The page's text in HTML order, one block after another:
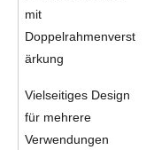
mit
Doppelrahmenverst
ärkung
Vielseitiges Design
für mehrere
Verwendungen